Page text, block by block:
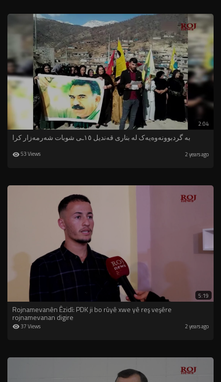
2:04
بە گردبوونەوەیەک لە بناری قەندیل ١٥ـی شوبات شەرمەزار کرا
53 Views 2 years ago
5:19
Rojnamevanên Êzidî: PDK ji bo rûyê xwe yê reş veşêre
rojnamevanan digire
37 Views 2 years ago